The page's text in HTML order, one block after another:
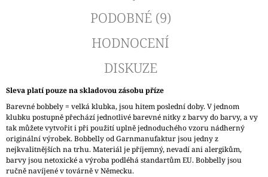
PODOBNÉ (9)
HODNOCENÍ
DISKUZE
Sleva platí pouze na skladovou zásobu příze
Barevné bobbely = velká klubka, jsou hitem poslední doby. V jednom
klubku postupně přechází jednotlivé barevné nitky z barvy do barvy, a vy
tak můžete vytvořit i při použití uplně jednoduchého vzoru nádherný
originální výrobek. Bobbelly od Garnmanufaktur jsou jedny z
nejkvalitnějších na trhu. Materiál je příjemný, nevadí ani alergikům,
barvy jsou netoxické a výroba podléhá standartům EU. Bobbelly jsou
ručně navíjené v továrně v Německu.